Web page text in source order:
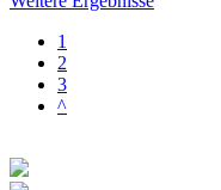
1
2
3
^